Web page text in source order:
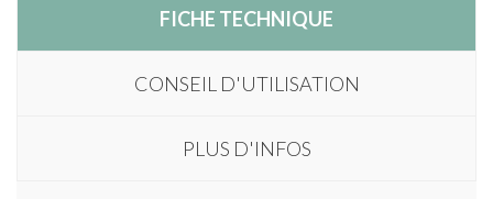
FICHE TECHNIQUE
CONSEIL D'UTILISATION
PLUS D'INFOS